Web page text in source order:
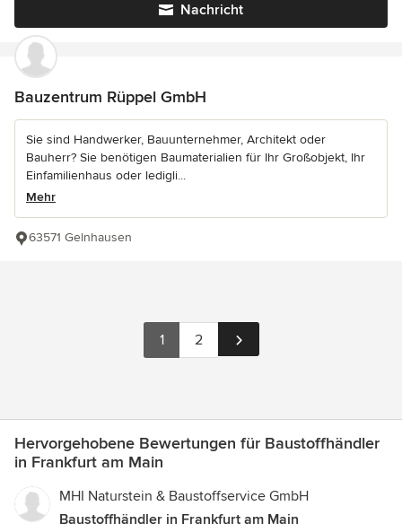
Nachricht
Bauzentrum Rüppel GmbH
Sie sind Handwerker, Bauunternehmer, Architekt oder
Bauherr? Sie benötigen Baumaterialien für Ihr Großobjekt, Ihr
Einfamilienhaus oder ledigli...
Mehr
63571 Gelnhausen
1 2
Hervorgehobene Bewertungen für Baustoffhändler
in Frankfurt am Main
MHI Naturstein & Baustoffservice GmbH
Baustoffhändler in Frankfurt am Main